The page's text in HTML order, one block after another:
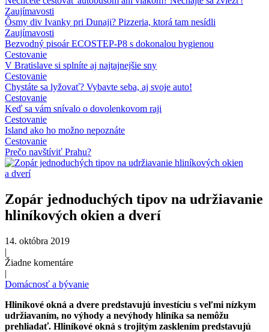
Zaujímavosti
Ôsmy div Ivanky pri Dunaji? Pizzeria, ktorá tam nesídli
Zaujímavosti
Bezvodný pisoár ECOSTEP-P8 s dokonalou hygienou
Cestovanie
V Bratislave si splníte aj najtajnejšie sny
Cestovanie
Chystáte sa lyžovať? Vybavte seba, aj svoje auto!
Cestovanie
Keď sa vám snívalo o dovolenkovom raji
Cestovanie
Island ako ho možno nepoznáte
Cestovanie
Prečo navštíviť Prahu?
Zopár jednoduchých tipov na udržiavanie
hliníkových okien a dverí
14. októbra 2019
|
Žiadne komentáre
|
Domácnosť a bývanie
Hliníkové okná a dvere predstavujú investíciu s veľmi nízkym
udržiavaním, no výhody a nevýhody hliníka sa nemôžu
prehliadať. Hliníkové okná s trojitým zasklením predstavujú